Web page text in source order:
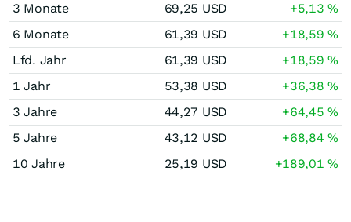
3 Monate 69,25 USD +5,13%
6 Monate
61,39 USD +18,59%
Lfd. Jahr
61,39 USD +18,59%
1 Jahr
53,38 USD +36,38%
3 Jahre
44,27 USD +64,45%
5 Jahre
43,12 USD +68,84%
10 Jahre
25,19 USD +189,01%